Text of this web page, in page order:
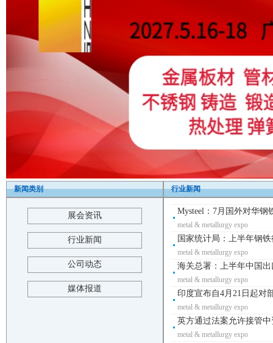
新闻类别
展会资讯
行业新闻
公司动态
媒体报道
行业新闻
Mysteel：7月国外对华
metal & metallurgy expo
国家统计局：上半年钢
metal & metallurgy expo
海关总署：上半年中国
metal & metallurgy expo
印度宣布自4月21日起对
metal & metallurgy expo
英方通过法案允许接管
metal & metallurgy expo